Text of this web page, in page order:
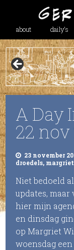
about daily’s
A Day
22 nov
23 november
droedels,
Niet bedoeld
updates,
hier mijn
en dinsdag
op Margriet
woensdag